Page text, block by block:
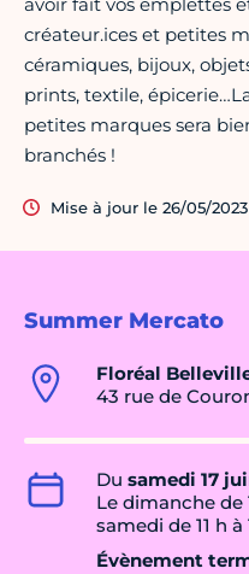
Summer Mercato
Floréal
43 rue de
Du samedi 17
Le dimanche de
samedi de 11 h à
Évènement
avoir fait vos emplettes
créateur.ices et petites
céramiques, bijoux,
prints, textile,
petites marques sera
branchés !
Mise à jour le 26/05/2023